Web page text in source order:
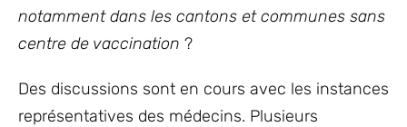
notamment dans les cantons etcommunes sans
centre de vaccination ?
Des discussions sont en cours avec les instances
représentatives des médecins. Plusieurs